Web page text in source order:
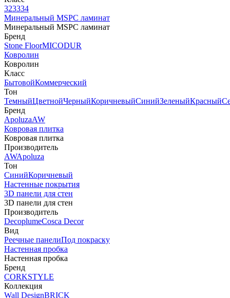
323334
Минеральный MSPC ламинат
Минеральный MSPC ламинат
Бренд
Stone FloorMICODUR
Ковролин
Ковролин
Класс
БытовойКоммерческий
Тон
ТемныйЦветнойЧерныйКоричневыйСинийЗеленыйКрасный
Бренд
ApoluzaAW
Ковровая плитка
Ковровая плитка
Производитель
AWApoluza
Тон
СинийКоричневый
Настенные покрытия
3D панели для стен
3D панели для стен
Производитель
DecoplumeCosca Decor
Вид
Реечные панелиПод покраску
Настенная пробка
Настенная пробка
Бренд
CORKSTYLE
Коллекция
Wall DesignBRICK